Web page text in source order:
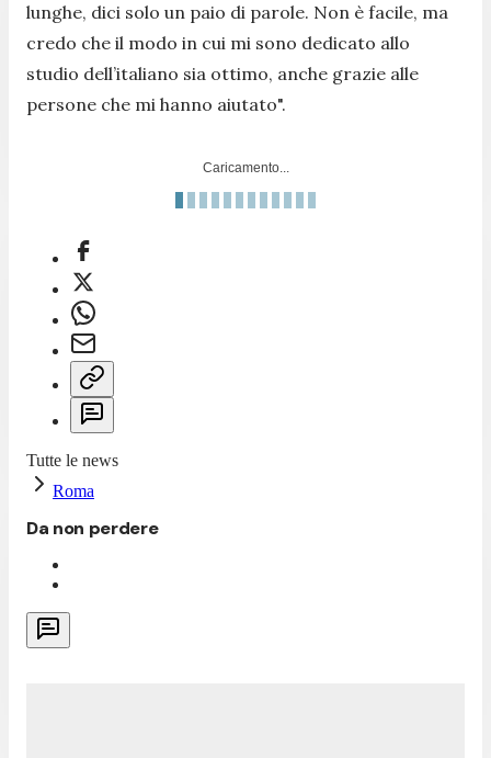
lunghe, dici solo un paio di parole. Non è facile, ma
credo che il modo in cui mi sono dedicato allo
studio dell’italiano sia ottimo, anche grazie alle
persone che mi hanno aiutato".
Caricamento...
Tutte le news
Roma
Da non perdere